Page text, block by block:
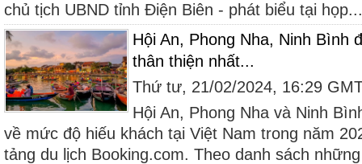
chủ tịch UBND tỉnh Điện Biên - phát biểu tại họp...
Hội An, Phong Nha, Ninh Bình
thân thiện nhất...
Thứ tư, 21/02/2024, 16:29
Hội An, Phong Nha và Ninh
về mức độ hiếu khách tại Việt Nam trong năm
tảng du lịch Booking.com. Theo danh sách